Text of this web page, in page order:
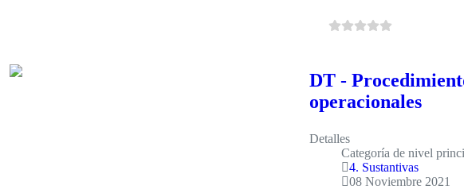
DT -
operacionales
Detalles
Categoría de nivel
4. Sustantivas
08 Noviembre 2021